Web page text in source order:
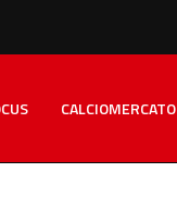
CALCIOMERCATO